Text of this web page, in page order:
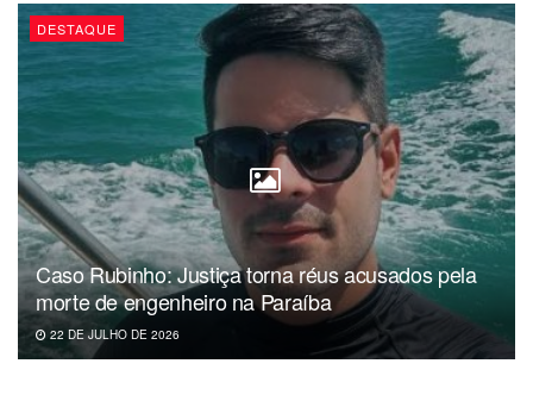
DESTAQUE
Caso Rubinho: Justiça torna réus acusados pela
morte de engenheiro na Paraíba
22 DE JULHO DE 2026